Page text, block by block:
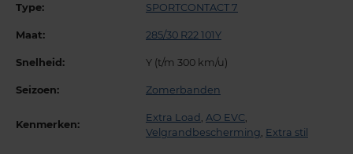
Type: SPORTCONTACT 7
Maat: 285/30 R22 101Y
Snelheid: Y (t/m 300 km/u)
Seizoen: Zomerbanden
Kenmerken:
Extra Load AO EVC
Velgrandbescherming Extra stil